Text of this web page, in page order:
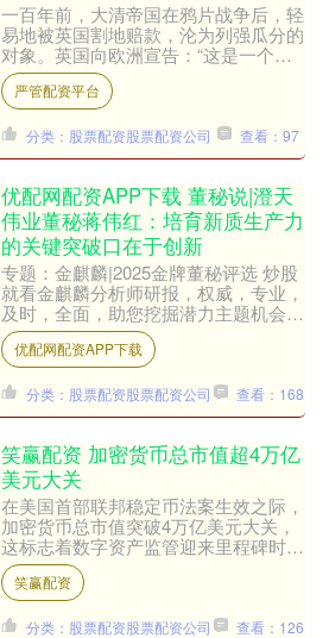
一百年前，大清帝国在鸦片战争后，轻
易地被英国割地赔款，沦为列强瓜分的
对象。英国向欧洲宣告：“这是一个富
得流油的古老帝国，他们只会割地赔
款，大家快来！” 法国、德....
严管配资平台
分类：股票配资股票配资公司 查看：97
优配网配资APP下载 董秘说|澄天
伟业董秘蒋伟红：培育新质生产力
的关键突破口在于创新
专题：金麒麟|2025金牌董秘评选 炒股
就看金麒麟分析师研报，权威，专业，
及时，全面，助您挖掘潜力主题机会！
由新浪财经主办的第十一届金麒麟·金
牌董秘评选火热进....
优配网配资APP下载
分类：股票配资股票配资公司 查看：168
笑赢配资 加密货币总市值超4万亿
美元大关
在美国首部联邦稳定币法案生效之际，
加密货币总市值突破4万亿美元大关，
这标志着数字资产监管迎来里程碑时
刻。此次上涨行情伴随着其他各种加密
货币普涨和比特币逼近历史高....
笑赢配资
分类：股票配资股票配资公司 查看：126